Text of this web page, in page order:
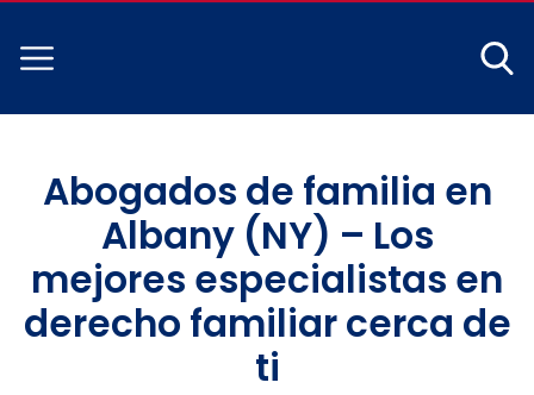
Abogados de familia en
Albany (NY) – Los
mejores especialistas en
derecho familiar cerca de
ti